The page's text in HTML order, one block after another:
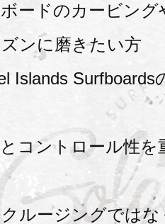
ボードのカービン
ンに磨きたい方
Islands Surfboards
とコントロール性
クルージングでは